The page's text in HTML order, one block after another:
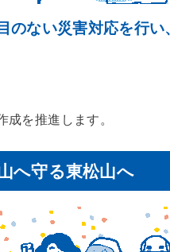
ない災害対応を行い、
を推進します。
へ守る東松山へ